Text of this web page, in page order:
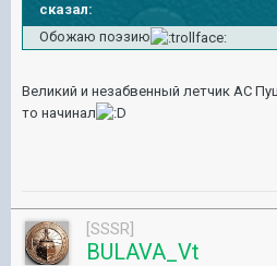
сказал:
Обожаю поэзию
Великий и незабвенный летчик АС
то начинал
[SSSR]
BULAVA_Vt